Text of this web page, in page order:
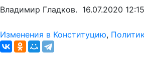
Владимир Гладков. 16.07.2020 12:15
Изменения в Конституцию,